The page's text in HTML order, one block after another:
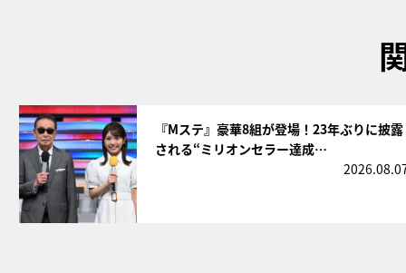
『Mステ』豪華8組が登場！23年ぶりに披露
される“ミリオンセラー達成…